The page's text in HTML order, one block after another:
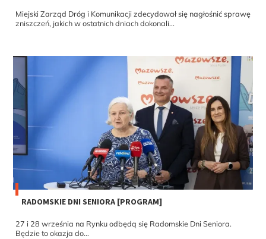
Miejski Zarząd Dróg i Komunikacji zdecydował się nagłośnić sprawę
zniszczeń, jakich w ostatnich dniach dokonali...
RADOMSKIE DNI SENIORA [PROGRAM]
27 i 28 września na Rynku odbędą się Radomskie Dni Seniora.
Będzie to okazja do...